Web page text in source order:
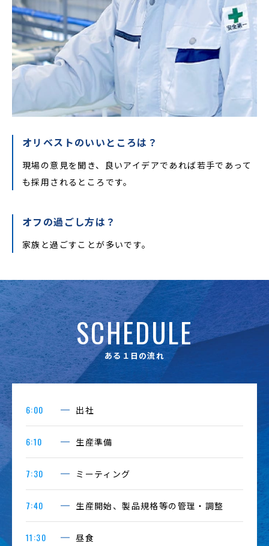
オリベストのいいところは？
現場の意見を聞き、良いアイデアであれば若手であって
も採用されるところです。
オフの過ごし方は？
家族と過ごすことが多いです。
SCHEDULE
ある１日の流れ
6:00 出社
6:10 生産準備
7:30 ミーティング
7:40 生産開始、製品規格等の管理・調整
11:30 昼食